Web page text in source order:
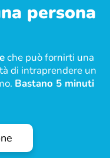
persona
che può fornirti una
di intraprendere un
Bastano 5 minuti